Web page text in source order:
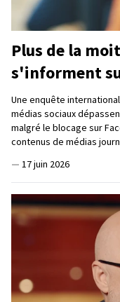
Plus de la
s'informent
Une enquête
médias sociaux
malgré le blocage sur
contenus de médias
— 17 juin 2026